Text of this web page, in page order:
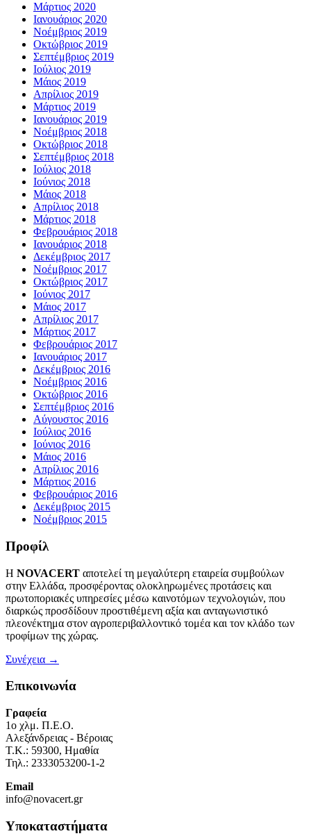
Μάρτιος 2020
Ιανουάριος 2020
Νοέμβριος 2019
Οκτώβριος 2019
Σεπτέμβριος 2019
Ιούλιος 2019
Μάιος 2019
Απρίλιος 2019
Μάρτιος 2019
Ιανουάριος 2019
Νοέμβριος 2018
Οκτώβριος 2018
Σεπτέμβριος 2018
Ιούλιος 2018
Ιούνιος 2018
Μάιος 2018
Απρίλιος 2018
Μάρτιος 2018
Φεβρουάριος 2018
Ιανουάριος 2018
Δεκέμβριος 2017
Νοέμβριος 2017
Οκτώβριος 2017
Ιούνιος 2017
Μάιος 2017
Απρίλιος 2017
Μάρτιος 2017
Φεβρουάριος 2017
Ιανουάριος 2017
Δεκέμβριος 2016
Νοέμβριος 2016
Οκτώβριος 2016
Σεπτέμβριος 2016
Αύγουστος 2016
Ιούλιος 2016
Ιούνιος 2016
Μάιος 2016
Απρίλιος 2016
Μάρτιος 2016
Φεβρουάριος 2016
Δεκέμβριος 2015
Νοέμβριος 2015
Προφίλ
Η NOVACERT αποτελεί τη μεγαλύτερη εταιρεία συμβούλων
στην Ελλάδα, προσφέροντας ολοκληρωμένες προτάσεις και
πρωτοποριακές υπηρεσίες μέσω καινοτόμων τεχνολογιών, που
διαρκώς προσδίδουν προστιθέμενη αξία και ανταγωνιστικό
πλεονέκτημα στον αγροπεριβαλλοντικό τομέα και τον κλάδο των
τροφίμων της χώρας.
Συνέχεια →
Επικοινωνία
Γραφεία
1o χλμ. Π.Ε.Ο.
Αλεξάνδρειας - Βέροιας
Τ.Κ.: 59300, Ημαθία
Τηλ.: 2333053200-1-2
Email
info@novacert.gr
Υποκαταστήματα